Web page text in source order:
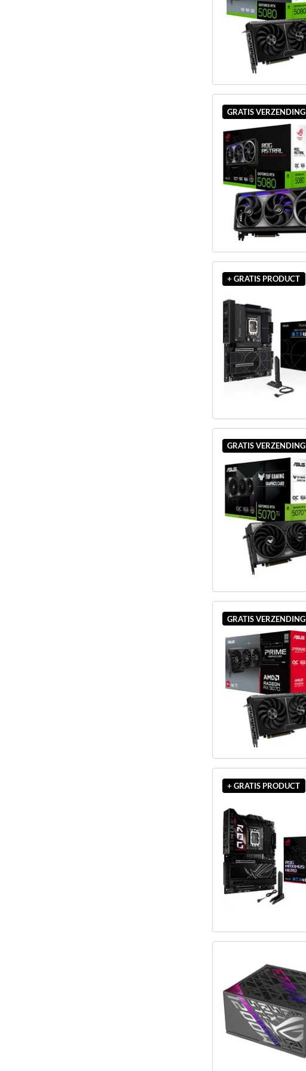
GRATIS VERZENDING
+ GRATIS PRODUCT
GRATIS VERZENDING
GRATIS VERZENDING
+ GRATIS PRODUCT